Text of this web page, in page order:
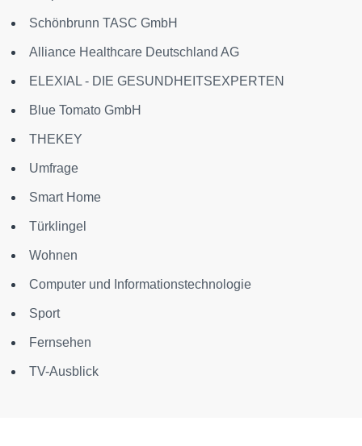
Schönbrunn TASC GmbH
Alliance Healthcare Deutschland AG
ELEXIAL - DIE GESUNDHEITSEXPERTEN
Blue Tomato GmbH
THEKEY
Umfrage
Smart Home
Türklingel
Wohnen
Computer und Informationstechnologie
Sport
Fernsehen
TV-Ausblick